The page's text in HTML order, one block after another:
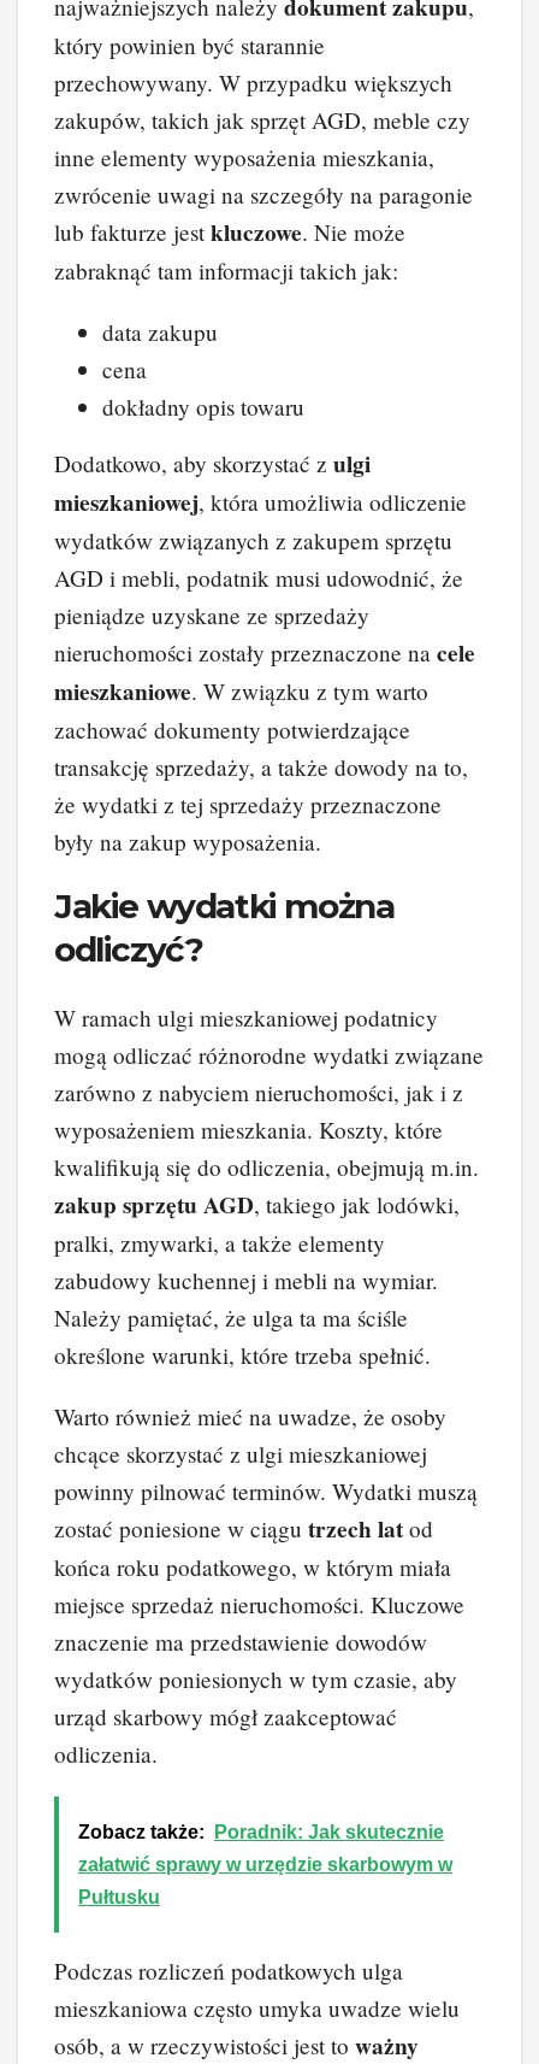
najważniejszych należy dokument zakupu,
który powinien być starannie
przechowywany. W przypadku większych
zakupów, takich jak sprzęt AGD, meble czy
inne elementy wyposażenia mieszkania,
zwrócenie uwagi na szczegóły na paragonie
lub fakturze jest kluczowe. Nie może
zabraknąć tam informacji takich jak:
data zakupu
cena
dokładny opis towaru
Dodatkowo, aby skorzystać z ulgi
mieszkaniowej, która umożliwia odliczenie
wydatków związanych z zakupem sprzętu
AGD i mebli, podatnik musi udowodnić, że
pieniądze uzyskane ze sprzedaży
nieruchomości zostały przeznaczone na cele
mieszkaniowe. W związku z tym warto
zachować dokumenty potwierdzające
transakcję sprzedaży, a także dowody na to,
że wydatki z tej sprzedaży przeznaczone
były na zakup wyposażenia.
Jakie wydatki można
odliczyć?
W ramach ulgi mieszkaniowej podatnicy
mogą odliczać różnorodne wydatki związane
zarówno z nabyciem nieruchomości, jak i z
wyposażeniem mieszkania. Koszty, które
kwalifikują się do odliczenia, obejmują m.in.
zakup sprzętu AGD, takiego jak lodówki,
pralki, zmywarki, a także elementy
zabudowy kuchennej i mebli na wymiar.
Należy pamiętać, że ulga ta ma ściśle
określone warunki, które trzeba spełnić.
Warto również mieć na uwadze, że osoby
chcące skorzystać z ulgi mieszkaniowej
powinny pilnować terminów. Wydatki muszą
zostać poniesione w ciągu trzech lat od
końca roku podatkowego, w którym miała
miejsce sprzedaż nieruchomości. Kluczowe
znaczenie ma przedstawienie dowodów
wydatków poniesionych w tym czasie, aby
urząd skarbowy mógł zaakceptować
odliczenia.
Zobacz także:
Poradnik: Jak skutecznie
załatwić sprawy w urzędzie skarbowym w
Pułtusku
Podczas rozliczeń podatkowych ulga
mieszkaniowa często umyka uwadze wielu
osób, a w rzeczywistości jest to ważny